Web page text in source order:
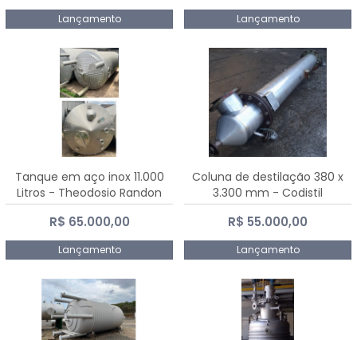
Lançamento Lançamento
Tanque em aço inox 11.000
Litros - Theodosio Randon
R$ 65.000,00
Lançamento
Coluna de destilação 380 x
3.300 mm - Codistil
R$ 55.000,00
Lançamento